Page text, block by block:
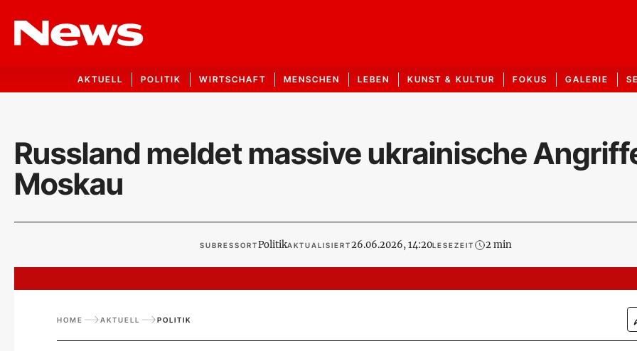
AKTUELL POLITIK WIRTSCHAFT MENSCHEN LEBEN KUNST & KULTUR FOKUS GALERIE
Russland meldet massive ukrainische
Moskau
SUBRESSORTPolitikAKTUALISIERT26.06.2026, 14:20LESEZEIT 2 min
HOME AKTUELL POLITIK